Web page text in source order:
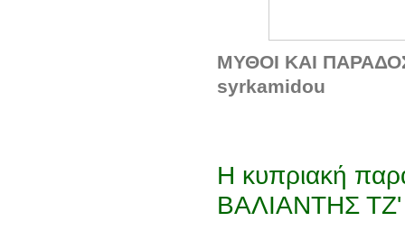
ΜΥΘΟΙ ΚΑΙ
syrkamidou
Η κυπριακή
ΒΑΛΙΑΝΤΗΣ